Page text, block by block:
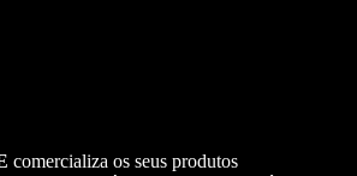
comercializa os seus produtos